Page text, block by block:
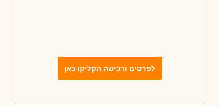
לפרטים ורכישה הקליקו כאן